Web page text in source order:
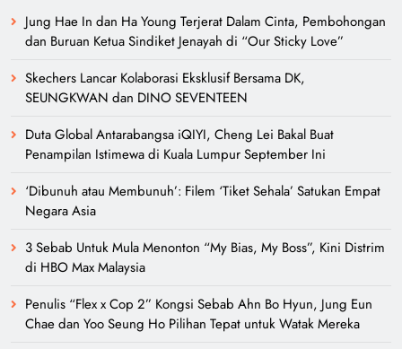
Jung Hae In dan Ha Young Terjerat Dalam Cinta, Pembohongan
dan Buruan Ketua Sindiket Jenayah di “Our Sticky Love”
Skechers Lancar Kolaborasi Eksklusif Bersama DK,
SEUNGKWAN dan DINO SEVENTEEN
Duta Global Antarabangsa iQIYI, Cheng Lei Bakal Buat
Penampilan Istimewa di Kuala Lumpur September Ini
‘Dibunuh atau Membunuh’: Filem ‘Tiket Sehala’ Satukan Empat
Negara Asia
3 Sebab Untuk Mula Menonton “My Bias, My Boss”, Kini Distrim
di HBO Max Malaysia
Penulis “Flex x Cop 2” Kongsi Sebab Ahn Bo Hyun, Jung Eun
Chae dan Yoo Seung Ho Pilihan Tepat untuk Watak Mereka